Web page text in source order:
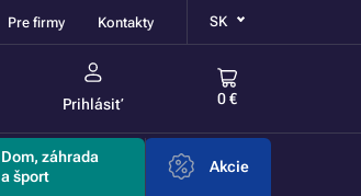
Pre firmy Kontakty SK
Prihlásiť 0 €
Dom, záhrada
a šport
Akcie